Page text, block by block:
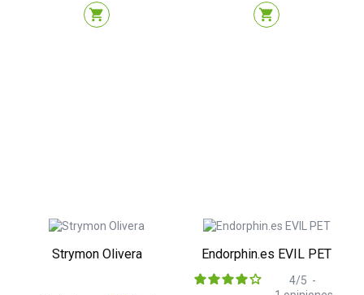
shopping_cart shopping_cart
Strymon Olivera Endorphin.es EVIL PET
4/5 -